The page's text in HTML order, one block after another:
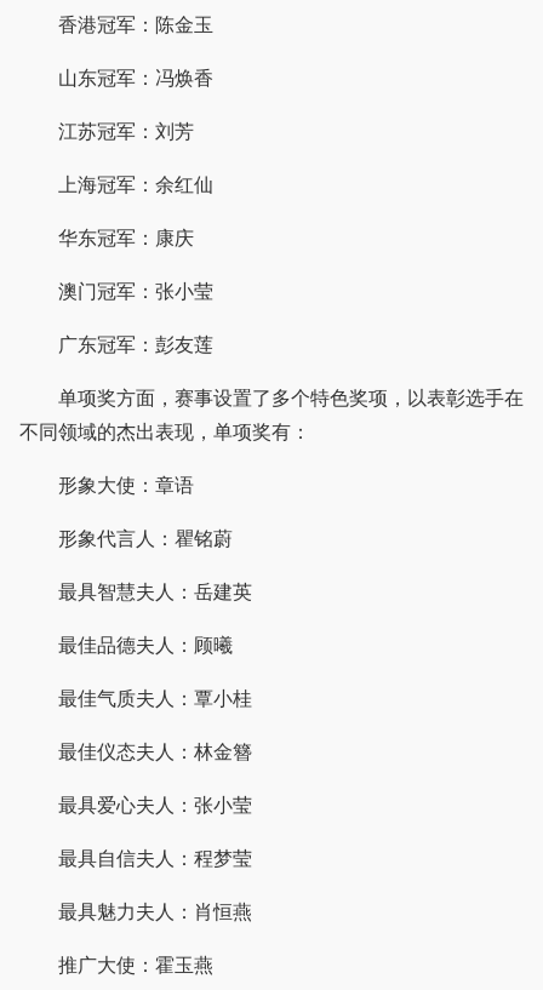
香港冠军：陈金玉
山东冠军：冯焕香
江苏冠军：刘芳
上海冠军：余红仙
华东冠军：康庆
澳门冠军：张小莹
广东冠军：彭友莲
单项奖方面，赛事设置了多个特色奖项，以表彰选手在
不同领域的杰出表现，单项奖有：
形象大使：章语
形象代言人：瞿铭蔚
最具智慧夫人：岳建英
最佳品德夫人：顾曦
最佳气质夫人：覃小桂
最佳仪态夫人：林金簪
最具爱心夫人：张小莹
最具自信夫人：程梦莹
最具魅力夫人：肖恒燕
推广大使：霍玉燕